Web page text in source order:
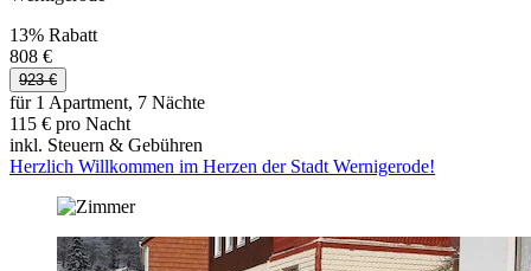
13% Rabatt
808 €
923 €
für 1 Apartment, 7 Nächte
115 € pro Nacht
inkl. Steuern & Gebühren
Herzlich Willkommen im Herzen der Stadt Wernigerode!